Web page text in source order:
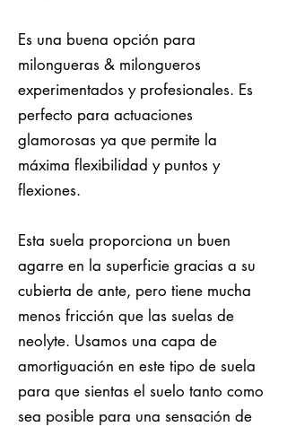
Es una buena opción para
milongueras & milongueros
experimentados y profesionales. Es
perfecto para actuaciones
glamorosas ya que permite la
máxima flexibilidad y puntos y
flexiones.
Esta suela proporciona un buen
agarre en la superficie gracias a su
cubierta de ante, pero tiene mucha
menos fricción que las suelas de
neolyte. Usamos una capa de
amortiguación en este tipo de suela
para que sientas el suelo tanto como
sea posible para una sensación de